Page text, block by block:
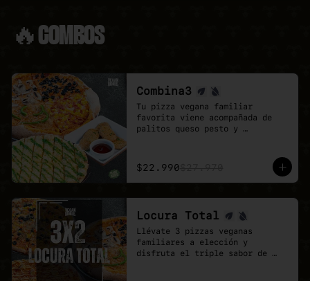
🔥COMBOS
Combina3
Tu pizza vegana familiar
favorita viene acompañada de
palitos queso pesto y
contundente y pensada para
quienes buscan mas sabores.
$22.990
Locura Total
Llévate 3 pizzas veganas
familiares a elección y
disfruta el triple sabor de